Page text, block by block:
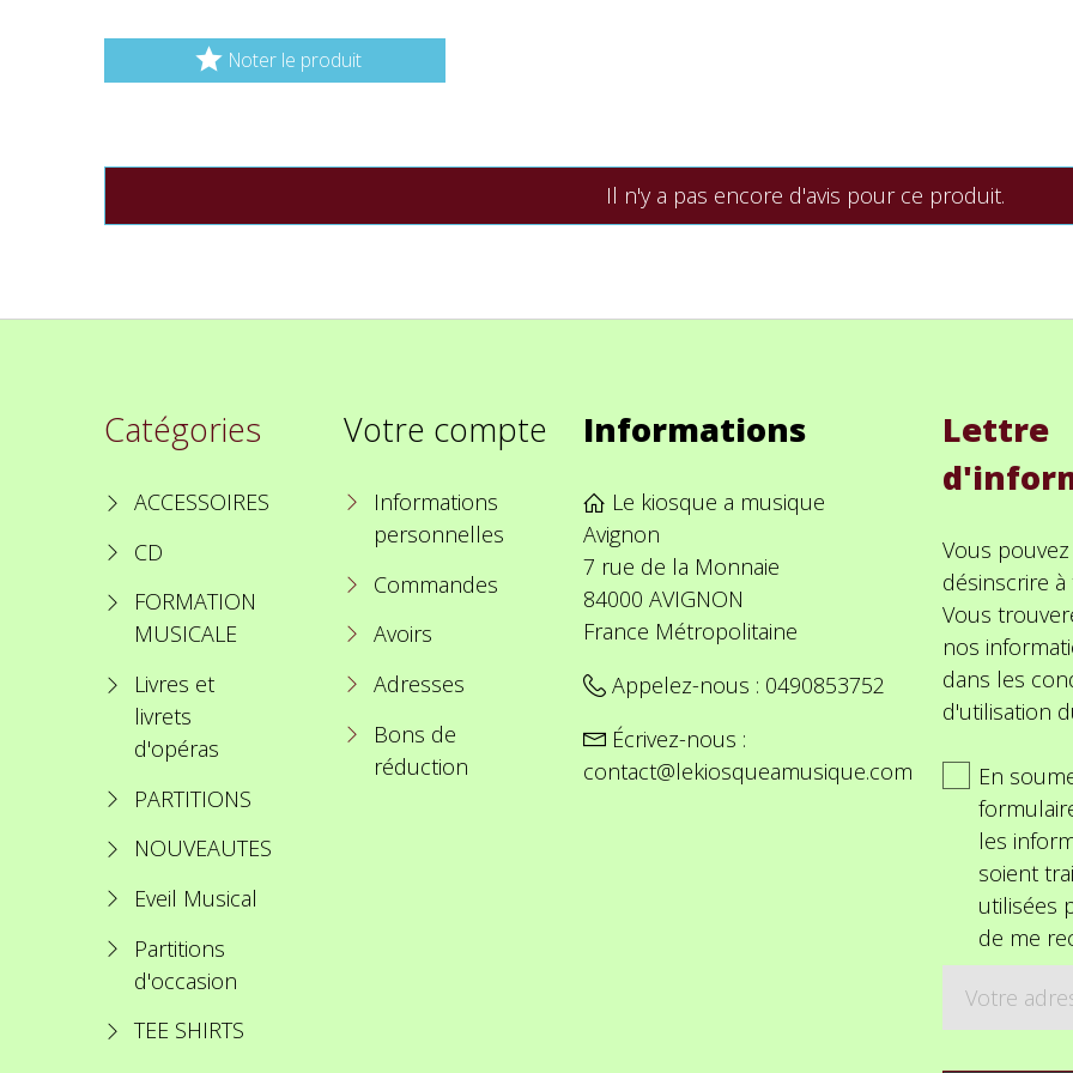
 Noter le produit
Il n'y a pas encore d'avis pour ce produit.
Catégories
ACCESSOIRES
CD
FORMATION
MUSICALE
Livres et
livrets
d'opéras
PARTITIONS
NOUVEAUTES
Eveil Musical
Partitions
d'occasion
TEE SHIRTS
Votre compte
Informations
personnelles
Commandes
Avoirs
Adresses
Bons de
réduction
Informations
Le kiosque a musique
Avignon
7 rue de la Monnaie
84000 AVIGNON
France Métropolitaine
Appelez-nous : 0490853752
Écrivez-nous :
contact@lekiosqueamusique.com
Lettre
Vous
désinscrire
Vous
nos
dans les
d'utilisation
En
les
soient
utilisées
de me